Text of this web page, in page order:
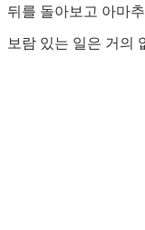
뒤를 돌아보고 아마
보람 있는 일은 거의